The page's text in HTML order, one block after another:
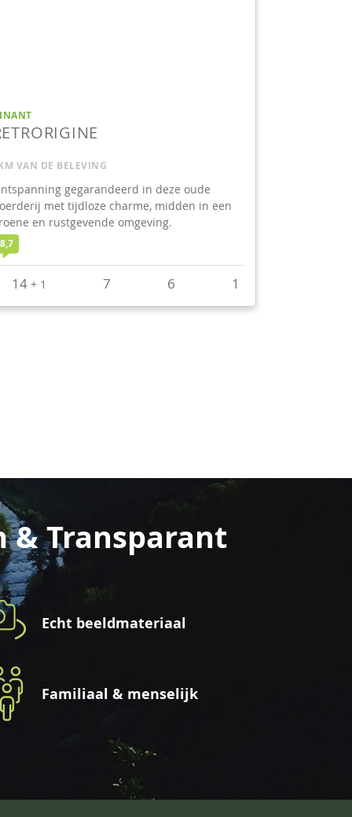
VAN DE BELEVING
gegarandeerd in deze oude
met tijdloze charme, midden in een
en rustgevende omgeving.
8,7
14 + 1 7 6 1
& Transparant
Echt beeldmateriaal
Familiaal & menselijk